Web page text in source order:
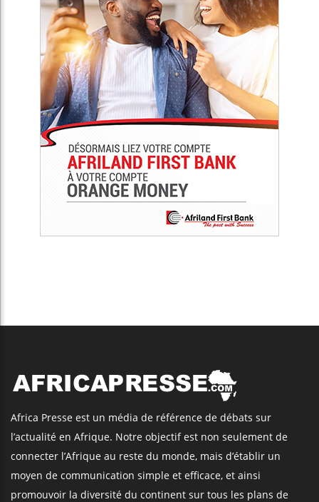
Africa Presse est un média de référence de débats sur
l’actualité en Afrique. Notre objectif est non seulement de
connecter l’Afrique au reste du monde, mais d’établir un
moyen de communication simple et efficace, et ainsi
promouvoir la diversité du continent sur tous les plans de